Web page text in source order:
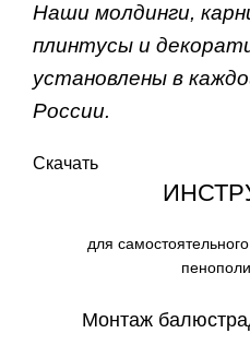
Наши молдинги,
плинтусы и
установлены в
России.
Скачать
для
Монтаж